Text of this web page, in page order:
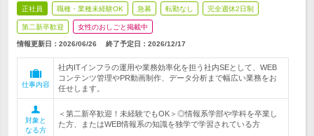
正社員 職種・業種未経験OK 急募 転勤なし 完全週休2日制
第二新卒歓迎 女性のおしごと掲載中
情報更新日：2026/06/26 終了予定日： 2026/12/17
仕事内容
社内ITインフラの運用や業務効率化を担う社内SEとして、WEB
コンテンツ管理やPR動画制作、データ分析まで幅広い業務をお
任せします。
対象と
なる方
＜第二新卒歓迎！未経験でもOK＞◎情報系学部や学科を卒業し
た方、またはWEB情報系の知識を独学で学習されている方